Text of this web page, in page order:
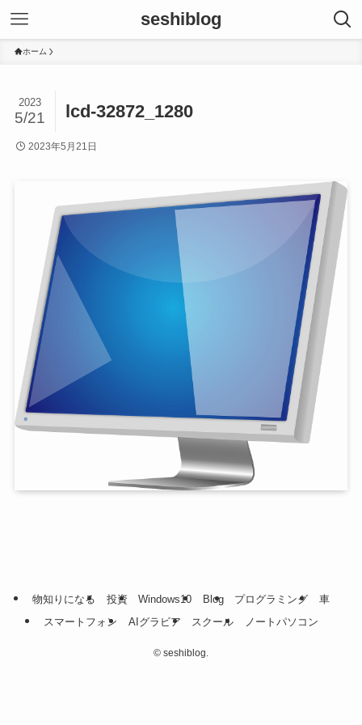
seshiblog
ホーム
lcd-32872_1280
2023
5/21
2023年5月21日
物知りになる 投資 Windows10 Blog プログラミング
車
スマートフォン
AIグラビア スクール ノートパソコン
© seshiblog.